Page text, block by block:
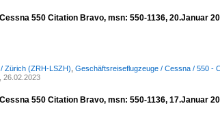
550 Citation Bravo, msn: 550-1136, 20.Januar
Zürich (ZRH-LSZH) Geschäftsreiseflugzeuge / Cessna / 550 -
26.02.2023
550 Citation Bravo, msn: 550-1136, 17.Januar